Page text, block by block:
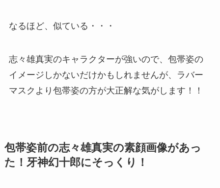
なるほど、似ている・・・
志々雄真実のキャラクターが強いので、包帯姿の
イメージしかないだけかもしれませんが、ラバー
マスクより包帯姿の方が大正解な気がします！！
包帯姿前の志々雄真実の素顔画像があっ
た！牙神幻十郎にそっくり！